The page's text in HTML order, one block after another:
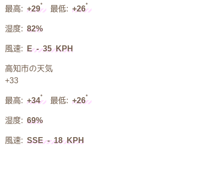
最高: +29° 最低: +26°
湿度: 82%
風速: E - 35 KPH
高知市の天気
+33
最高: +34° 最低: +26°
湿度: 69%
風速: SSE - 18 KPH